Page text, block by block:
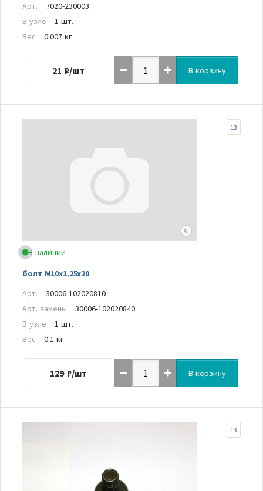
Арт.
7020-230003
В узле
1 шт.
Вес
0.007 кг
21 ₽/шт В корзину
В наличии
болт M10x1.25x20
13
Арт.
30006-102020810
Арт. замены
30006-102020840
В узле
1 шт.
Вес
0.1 кг
129 ₽/шт В корзину
13